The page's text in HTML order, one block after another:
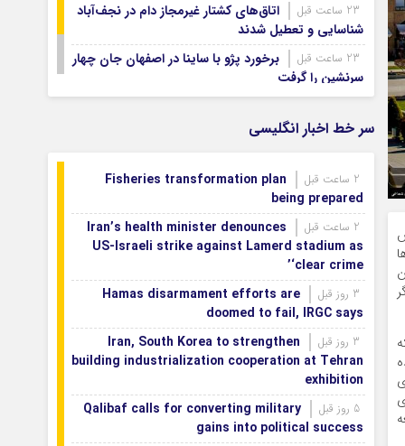
اتاق‌های کشتار غیرمجاز دام در نجف‌آباد
شناسایی و تعطیل شدند
برخورد پژو با ساینا در اصفهان جان چهار
سرنشین را گرفت
سر خط اخبار انگلیسی
Fisheries transformation plan
being prepared
Iran’s health minister denounces
US-Israeli strike against Lamerd stadium as
‘clear crime’
Hamas disarmament efforts are
doomed to fail, IRGC says
Iran, South Korea to strengthen
building industrialization cooperation at Tehran
exhibition
Qalibaf calls for converting military
gains into political success